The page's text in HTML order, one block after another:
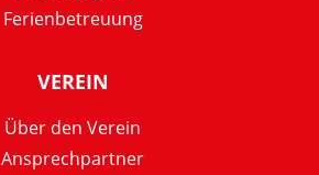
Ferienbetreuung
VEREIN
Über den Verein
Ansprechpartner